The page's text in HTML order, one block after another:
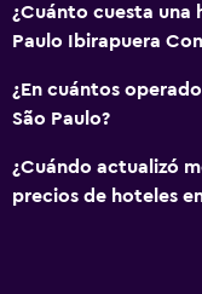
¿Cuánto cuesta una
Paulo Ibirapuera
¿En cuántos
São Paulo?
¿Cuándo actualizó
precios de hoteles